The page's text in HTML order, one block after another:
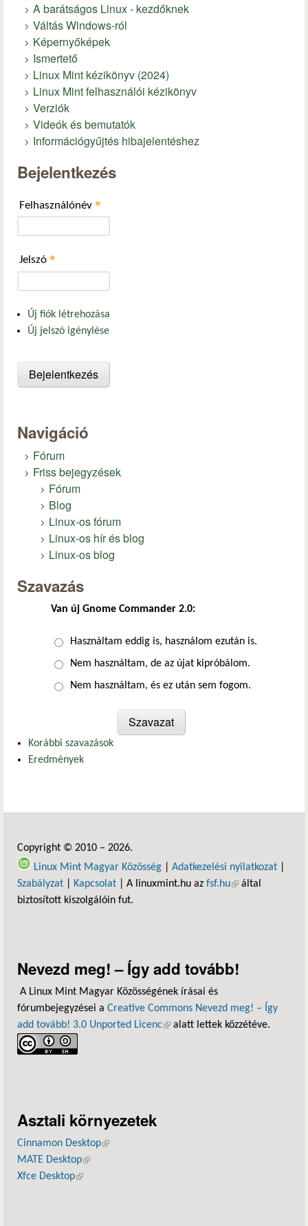
A barátságos Linux - kezdőknek
Váltás Windows-ról
Képernyőképek
Ismertető
Linux Mint kézikönyv (2024)
Linux Mint felhasználói kézikönyv
Verziók
Videók és bemutatók
Információgyűjtés hibajelentéshez
Bejelentkezés
Felhasználónév *
Jelszó *
Új fiók létrehozása
Új jelszó igénylése
Navigáció
Fórum
Friss bejegyzések
Fórum
Blog
Linux-os fórum
Linux-os hír és blog
Linux-os blog
Szavazás
Van új Gnome Commander 2.0:
Választások
Használtam eddig is, használom ezután is.
Nem használtam, de az újat kipróbálom.
Nem használtam, és ez után sem fogom.
Korábbi szavazások
Eredmények
Copyright © 2010 – 2026.
Linux Mint Magyar Közösség
Adatkezelési nyilatkozat
Szabályzat
Kapcsolat | A linuxmint.hu az fsf.hu(külső hivatkozás)
által
biztosított kiszolgálóin fut.
Nevezd meg! – Így add tovább!
A Linux Mint Magyar Közösségének írásai és
fórumbejegyzései a Creative Commons Nevezd meg! – Így
add tovább! 3.0 Unported Licenc(külső hivatkozás)
alatt lettek közzétéve.
Asztali környezetek
Cinnamon Desktop(külső hivatkozás)
MATE Desktop(külső hivatkozás)
Xfce Desktop(külső hivatkozás)